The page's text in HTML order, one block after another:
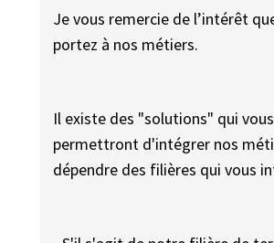
Je vous remercie de l’intérêt
portez à nos métiers.
Il existe des "solutions" qui vous
permettront d'intégrer nos
dépendre des filières qui vous